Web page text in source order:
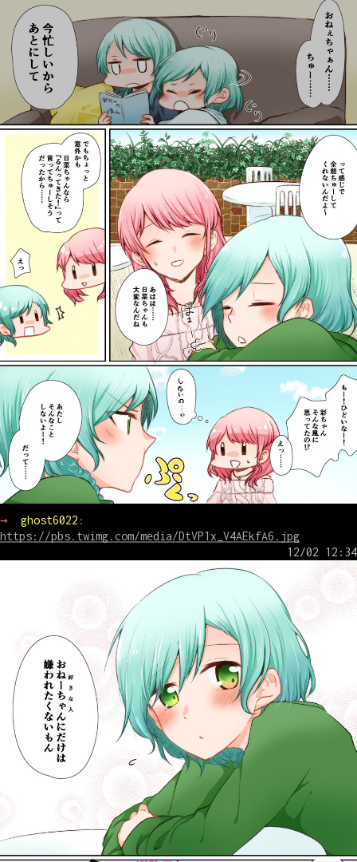
→ ghost6022
https://pbs.twimg.com/media/DtVP1x_V4AEkfA6.jpg